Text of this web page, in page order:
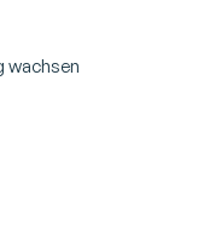
wachsen